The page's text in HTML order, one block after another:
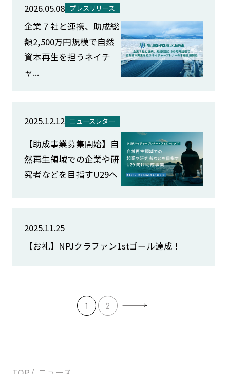
2026.05.08 プレスリリース
企業７社と連携、助成総
額2,500万円規模で自然
資本再生を担うネイチ
ャ...
2025.12.12 ニュースレター
【助成事業募集開始】自
然再生領域での企業や研
究者などを目指すU29へ
2025.11.25
【お礼】NPJクラファン1stゴール達成！
1 2